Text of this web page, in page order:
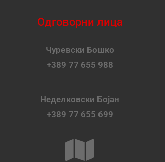
Одговорни лица
Чуревски Бошко
+389 77 655 988
Неделковски Бојан
+389 77 655 699